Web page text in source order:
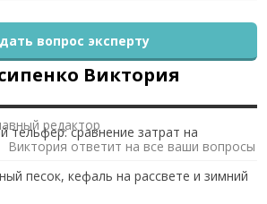
Виктория
редактор
Виктория ответит на все ваши вопросы
вопрос эксперту
тельфер: сравнение затрат на
песок, кефаль на рассвете и зимний